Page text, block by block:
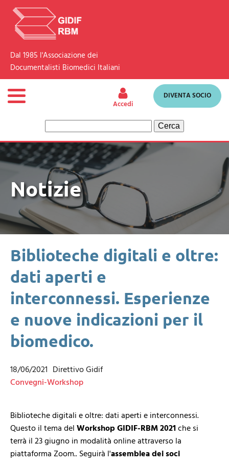
Dal 1985 l'Associazione dei
Documentalisti Biomedici Italiani
Accedi
DIVENTA SOCIO
per:
Notizie
Biblioteche digitali e oltre:
dati aperti e
interconnessi. Esperienze
e nuove indicazioni per il
biomedico.
18/06/2021 Direttivo Gidif
Convegni-Workshop
Biblioteche digitali e oltre: dati aperti e interconnessi.
Questo il tema delWorkshop GIDIF-RBM 2021che si
terrà il 23 giugno in modalità online attraverso la
piattaforma Zoom.. Seguirà l'assemblea dei soci